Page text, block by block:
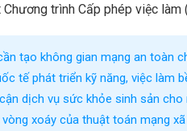
trình Cấp phép việc làm
tạo không gian mạng an toàn
tế phát triển kỹ năng, việc làm
dịch vụ sức khỏe sinh sản cho
xoáy của thuật toán mạng